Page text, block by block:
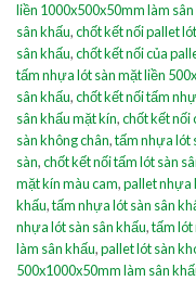
liền 1000x500x50mm làm sân
sân khấu,chốt kết nối pallet
sân khấu,chốt kết nối của
tấm nhựa lót sàn mặt liền
sân khấu,chốt kết nối tấm
sân khấu mặt kín,chốt kết nối
sàn không chân,tấm nhựa lót
sàn,chốt kết nối tấm lót sàn
mặt kín màu cam,pallet nhựa
khấu,tấm nhựa lót sàn sân
nhựa lót sàn sân khấu,tấm lót
làm sân khấu,pallet lót sàn
500x1000x50mm làm sân